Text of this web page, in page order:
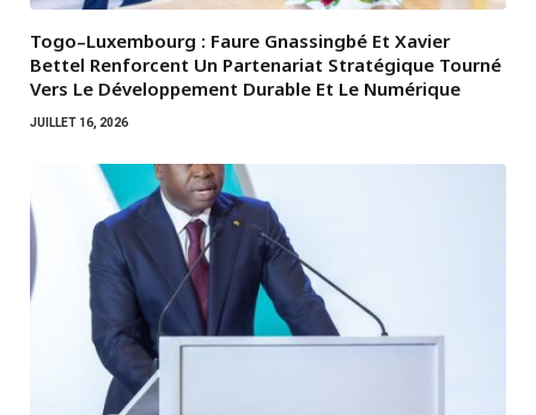
Togo–Luxembourg : Faure Gnassingbé Et Xavier
Bettel Renforcent Un Partenariat Stratégique Tourné
Vers Le Développement Durable Et Le Numérique
JUILLET 16, 2026